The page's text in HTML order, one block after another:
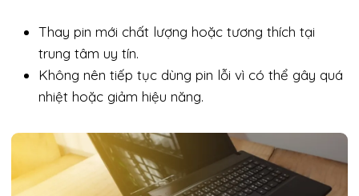
Thay pin mới chất lượng hoặc tương thích tại
trung tâm uy tín.
Không nên tiếp tục dùng pin lỗi vì có thể gây quá
nhiệt hoặc giảm hiệu năng.